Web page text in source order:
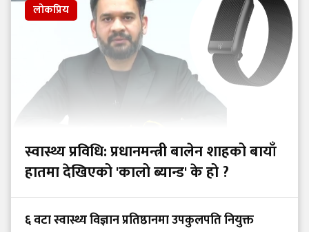
लोकप्रिय
स्वास्थ्य प्रविधि: प्रधानमन्त्री बालेन शाहको बायाँ
हातमा देखिएको 'कालो ब्यान्ड' के हो ?
६ वटा स्वास्थ्य विज्ञान प्रतिष्ठानमा उपकुलपति नियुक्त